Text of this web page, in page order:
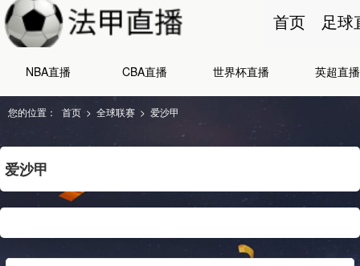
首页 足球
NBA直播 CBA直播 世界杯直播 英超直播
您的位置： 首页 > 全球联赛 > 爱沙甲
爱沙甲